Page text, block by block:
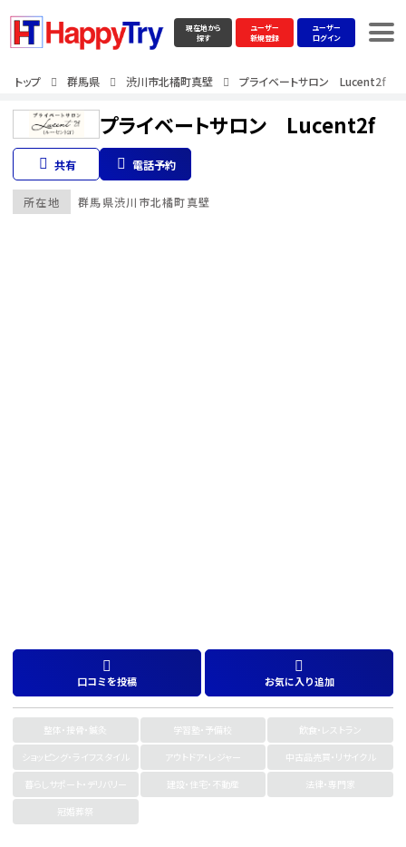
現在地から
探す
ユーザー
新規登録
ユーザー
ログイン
トップ 群馬県 渋川市北橘町真壁 プライベートサロン Lucent2f
プライベートサロン Lucent2f
共有 電話予約
所在地 群馬県渋川市北橘町真壁
口コミを投稿 お気に入り追加
整体・接骨・鍼灸 学習塾・予備校
飲食・レストラン
ショッピング・ライフスタイル
アウトドア・レジャー
中古品売買・リサイクル
暮らしサポート・デリバリー
建設・住宅・不動産
法律・専門家
冠婚葬祭